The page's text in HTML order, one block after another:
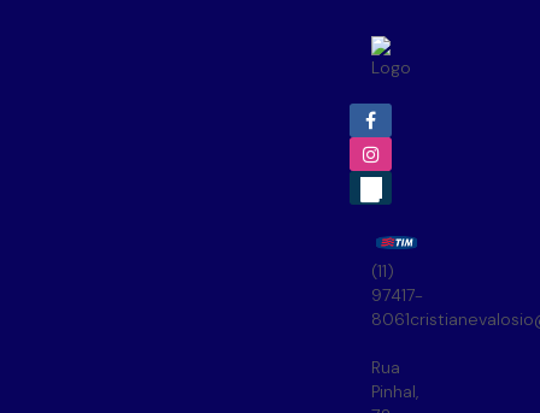
(11)
97417-
8061
Rua
Pinhal,